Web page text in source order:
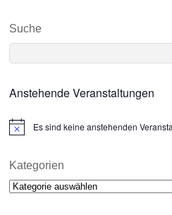
Suche
Anstehende Veranstaltungen
N
i
e
Es sind keine anstehenden
Kategorien
Kategorien